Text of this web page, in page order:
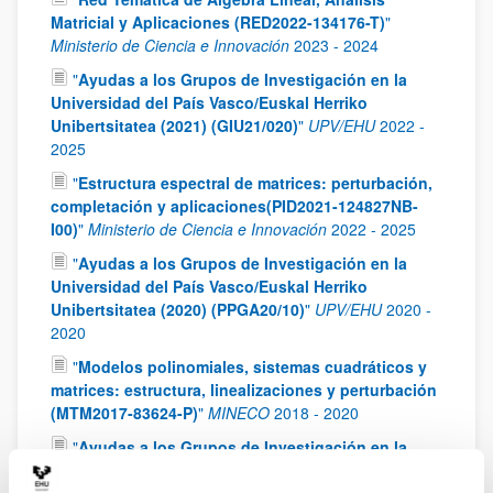
Matricial y Aplicaciones (RED2022-134176-T)"
Ministerio de Ciencia e Innovación 2023 - 2024
"Ayudas a los Grupos de Investigación en la
Universidad del País Vasco/Euskal Herriko
Unibertsitatea (2021) (GIU21/020)" UPV/EHU 2022 -
2025
"Estructura espectral de matrices: perturbación,
completación y aplicaciones(PID2021-124827NB-
I00)" Ministerio de Ciencia e Innovación 2022 - 2025
"Ayudas a los Grupos de Investigación en la
Universidad del País Vasco/Euskal Herriko
Unibertsitatea (2020) (PPGA20/10)" UPV/EHU 2020 -
2020
"Modelos polinomiales, sistemas cuadráticos y
matrices: estructura, linealizaciones y perturbación
(MTM2017-83624-P)" MINECO 2018 - 2020
"Ayudas a los Grupos de Investigación en la
Universidad del País Vasco/Euskal Herriko